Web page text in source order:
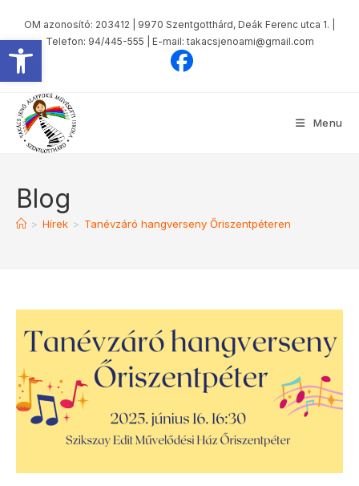
Eszköztár megnyitása
OM azonosító: 203412 | 9970 Szentgotthárd, Deák Ferenc utca 1. |
Telefon: 94/445-555 | E-mail: takacsjenoami@gmail.com
Menu
Blog
> Hírek > Tanévzáró hangverseny Őriszentpéteren